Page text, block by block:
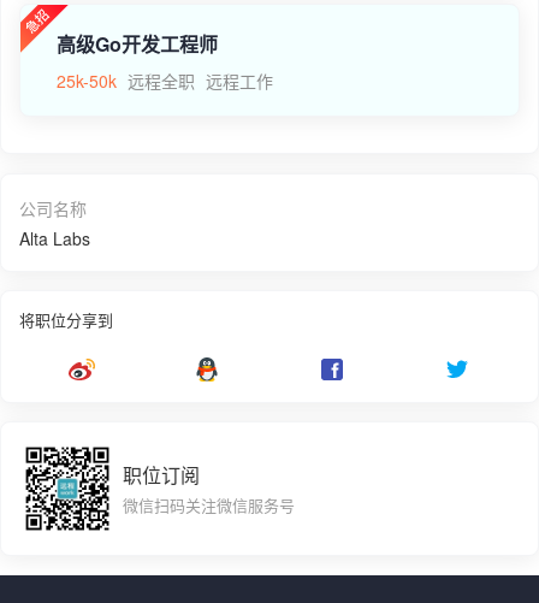
高级Go开发工程师
25k-50k 远程全职 远程工作
公司名称
Alta Labs
将职位分享到
职位订阅
微信扫码关注微信服务号